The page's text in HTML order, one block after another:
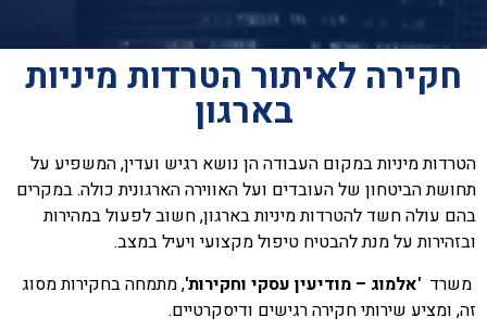
חקירה לאיתור הטרדות מיניות
בארגון
הטרדות מיניות במקום העבודה הן נושא רגיש ועדין, המשפיע על
תחושת הביטחון של העובדים ועל האווירה הארגונית כולה. במקרים
בהם עולה חשד להטרדותמיניות בארגון, חשוב לפעול במהירות
ובזהירות על מנת להבטיח טיפול מקצועי ויעיל במצב.
משרד 'אלמוג – מודיעין עסקי וחקירות', מתמחה בחקירות מסוג
זה, ומציע שירותי חקירה רגישים ודיסקרטיים.